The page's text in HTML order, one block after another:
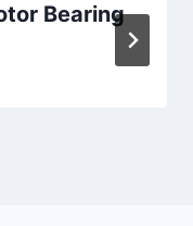
Bearing